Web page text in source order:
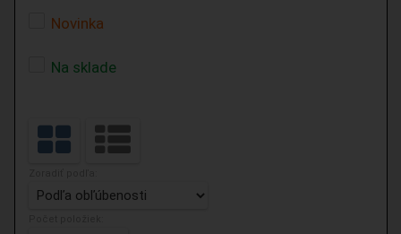
Novinka
Na sklade